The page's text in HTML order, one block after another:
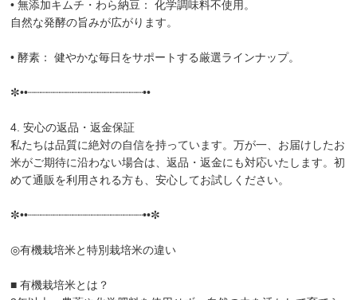
• 無添加キムチ・わら納豆： 化学調味料不使用。
自然な発酵の旨みが広がります。
• 酵素： 健やかな毎日をサポートする厳選ラインナップ。
✼••┈┈┈┈┈┈┈┈┈┈┈┈┈┈┈┈┈┈••
4. 安心の返品・返金保証
私たちは品質に絶対の自信を持っています。万が一、お届けしたお
米がご期待に沿わない場合は、返品・返金にも対応いたします。初
めて通販を利用される方も、安心してお試しください。
✼••┈┈┈┈┈┈┈┈┈┈┈┈┈┈┈┈┈┈••✼
◎有機栽培米と特別栽培米の違い
■ 有機栽培米とは？